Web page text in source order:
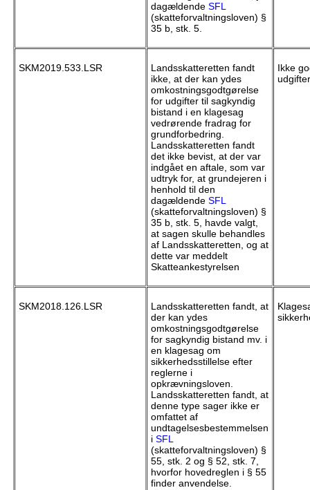
dagældende SFL
(skatteforvaltningsloven) §
35 b, stk. 5.
SKM2019.533.LSR
Landsskatteretten fandt
ikke, at der kan ydes
omkostningsgodtgørelse
for udgifter til sagkyndig
bistand i en klagesag
vedrørende fradrag for
grundforbedring.
Landsskatteretten fandt
det ikke bevist, at der var
indgået en aftale, som var
udtryk for, at grundejeren i
henhold til den
dagældende SFL
(skatteforvaltningsloven) §
35 b, stk. 5, havde valgt,
at sagen skulle behandles
af Landsskatteretten, og at
dette var meddelt
Skatteankestyrelsen
Ikke
SKM2018.126.LSR
Landsskatteretten fandt, at
der kan ydes
omkostningsgodtgørelse
for sagkyndig bistand mv. i
en klagesag om
sikkerhedsstillelse efter
reglerne i
opkrævningsloven.
Landsskatteretten fandt, at
denne type sager ikke er
omfattet af
undtagelsesbestemmelsen
i SFL
(skatteforvaltningsloven) §
55, stk. 2 og § 52, stk. 7,
hvorfor hovedreglen i § 55
finder anvendelse.